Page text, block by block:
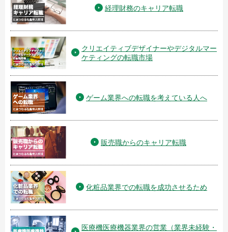
経理財務のキャリア転職
クリエイティブデザイナーやデジタルマー
ケティングの転職市場
ゲーム業界への転職を考えている人へ
販売職からのキャリア転職
化粧品業界での転職を成功させるため
医療機医療機器業界の営業（業界未経験・